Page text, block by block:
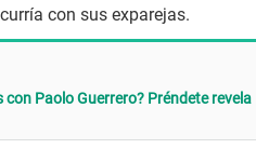
con sus exparejas.
Paolo Guerrero? Préndete revela